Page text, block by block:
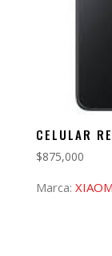
CELULAR
$875,000
Marca: